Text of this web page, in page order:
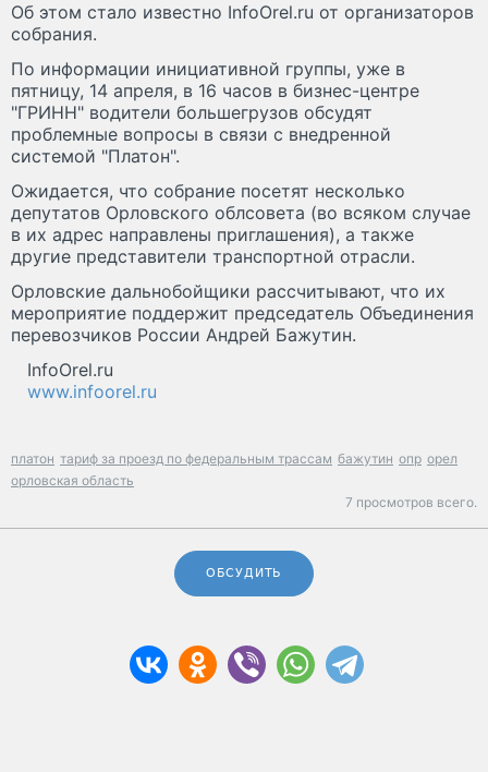
Об этом стало известно InfoOrel.ru от организаторов
собрания.
По информации инициативной группы, уже в
пятницу, 14 апреля, в 16 часов в бизнес-центре
"ГРИНН" водители большегрузов обсудят
проблемные вопросы в связи с внедренной
системой "Платон".
Ожидается, что собрание посетят несколько
депутатов Орловского облсовета (во всяком случае
в их адрес направлены приглашения), а также
другие представители транспортной отрасли.
Орловские дальнобойщики рассчитывают, что их
мероприятие поддержит председатель Объединения
перевозчиков России Андрей Бажутин.
InfoOrel.ru
www.infoorel.ru
платон тариф за проезд по федеральным трассам бажутин опр орел
орловская область
7 просмотров всего.
ОБСУДИТЬ